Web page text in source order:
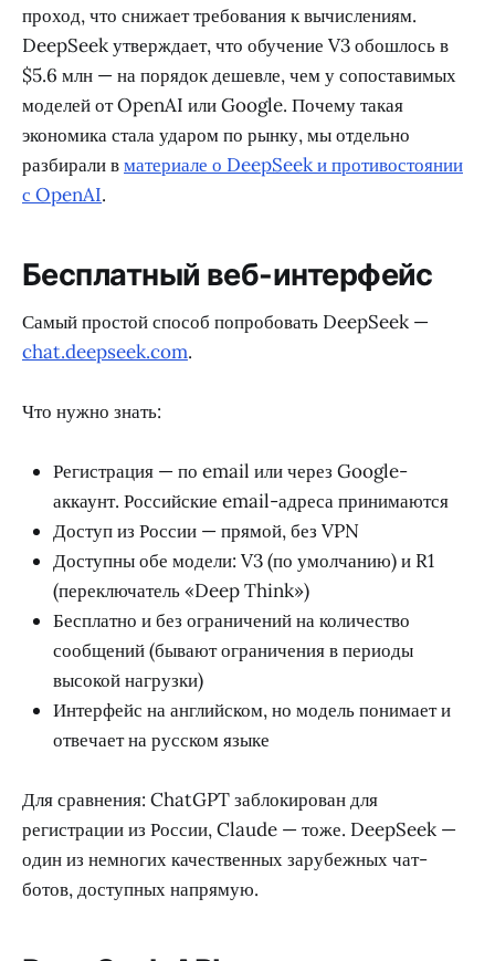
проход, что снижает требования к вычислениям.
DeepSeek утверждает, что обучение V3 обошлось в
$5.6 млн — на порядок дешевле, чем у сопоставимых
моделей от OpenAI или Google. Почему такая
экономика стала ударом по рынку, мы отдельно
разбирали вматериале о DeepSeek и противостоянии
с OpenAI.
Бесплатный веб-интерфейс
Самый простой способ попробовать DeepSeek —
chat.deepseek.com.
Что нужно знать:
Регистрация — по email или через Google-
аккаунт. Российские email-адреса принимаются
Доступ из России — прямой, без VPN
Доступны обе модели: V3 (по умолчанию) и R1
(переключатель «Deep Think»)
Бесплатно и без ограничений на количество
сообщений (бывают ограничения в периоды
высокой нагрузки)
Интерфейс на английском, но модель понимает и
отвечает на русском языке
Для сравнения: ChatGPT заблокирован для
регистрации из России, Claude — тоже. DeepSeek —
один из немногих качественных зарубежных чат-
ботов, доступных напрямую.